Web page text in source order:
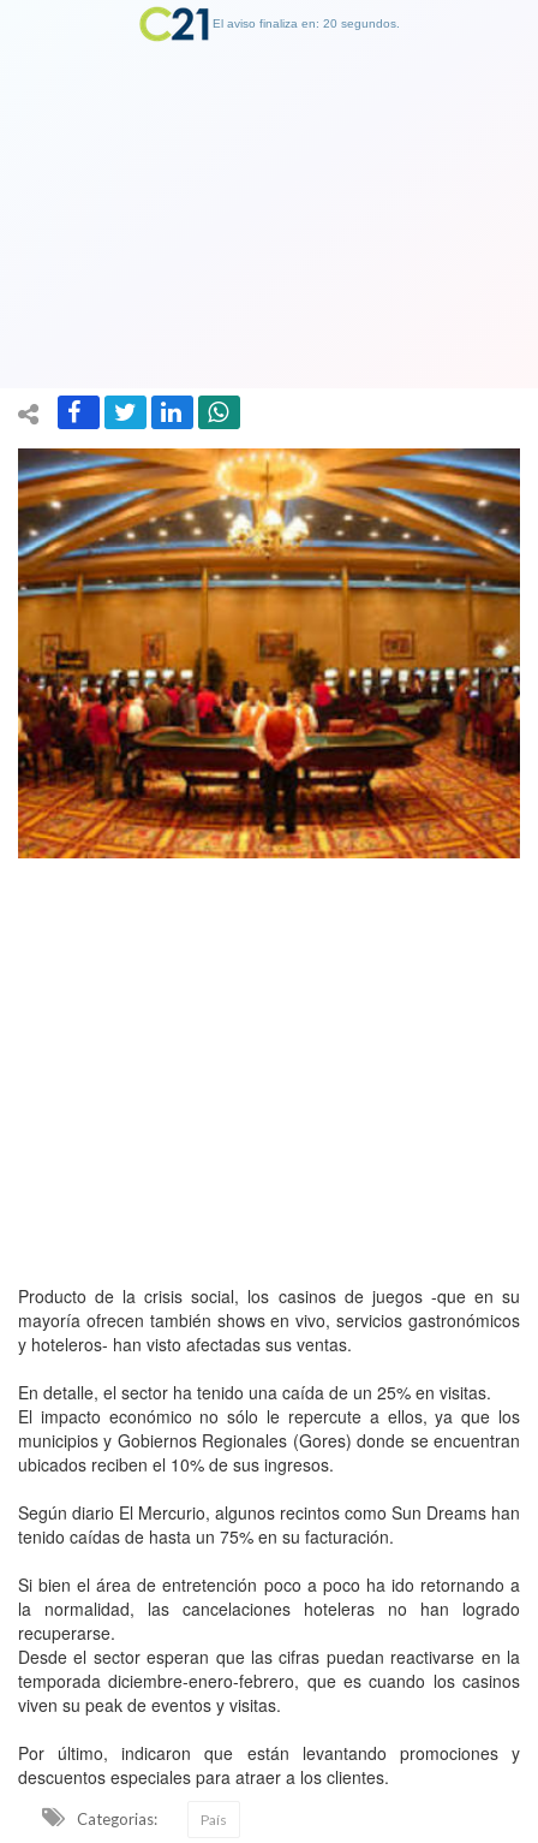
Producto de la crisis social, los casinos de juegos -que en su
mayoría ofrecen también shows en vivo, servicios gastronómicos
y hoteleros- han visto afectadas sus ventas.
En detalle, el sector ha tenido una caída de un 25% en visitas.
El impacto económico no sólo le repercute a ellos, ya que los
municipios y Gobiernos Regionales (Gores) donde se encuentran
ubicados reciben el 10% de sus ingresos.
Según diario El Mercurio, algunos recintos como Sun Dreams han
tenido caídas de hasta un 75% en su facturación.
Si bien el área de entretención poco a poco ha ido retornando a
la normalidad, las cancelaciones hoteleras no han logrado
recuperarse.
Desde el sector esperan que las cifras puedan reactivarse en la
temporada diciembre-enero-febrero, que es cuando los casinos
viven su peak de eventos y visitas.
Por último, indicaron que están levantando promociones y
descuentos especiales para atraer a los clientes.
Categorias: País
El aviso finaliza en: 19 segundos.